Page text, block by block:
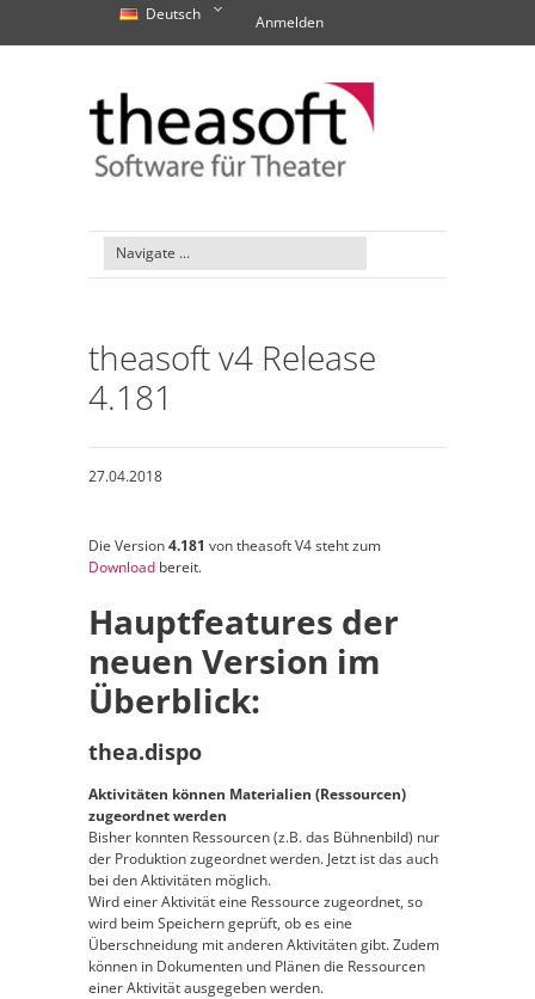
Deutsch Anmelden
theasoft v4 Release
4.181
27.04.2018
Die Version4.181 von theasoft V4 steht zum
Download bereit.
Hauptfeatures der
neuen Version im
Überblick:
thea.dispo
Aktivitäten können Materialien (Ressourcen)
zugeordnet werden
Bisher konnten Ressourcen (z.B. das Bühnenbild) nur
der Produktion zugeordnet werden. Jetzt ist das auch
bei den Aktivitäten möglich.
Wird einer Aktivität eine Ressource zugeordnet, so
wird beim Speichern geprüft, ob es eine
Überschneidung mit anderen Aktivitäten gibt. Zudem
können in Dokumenten und Plänen die Ressourcen
einer Aktivität ausgegeben werden.